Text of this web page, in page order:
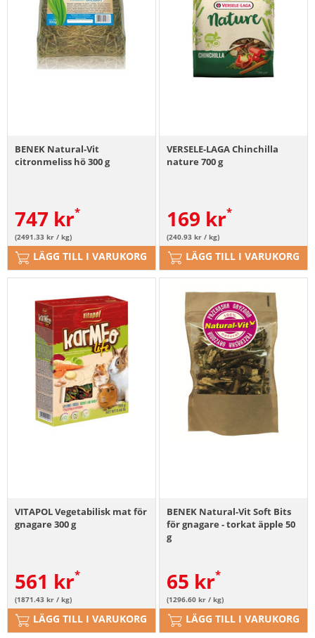
BENEK Natural-Vit
citronmeliss hö 300 g
747 kr
(2491.33 kr / kg)
LÄGG TILL I VARUKORG
VERSELE-LAGA Chinchilla
nature 700 g
169 kr
(240.93 kr / kg)
LÄGG TILL I VARUKORG
VITAPOL Vegetabilisk mat för
gnagare 300 g
561 kr
(1871.43 kr / kg)
LÄGG TILL I VARUKORG
BENEK Natural-Vit Soft Bits
för gnagare - torkat äpple 50
g
65 kr
(1296.60 kr / kg)
LÄGG TILL I VARUKORG